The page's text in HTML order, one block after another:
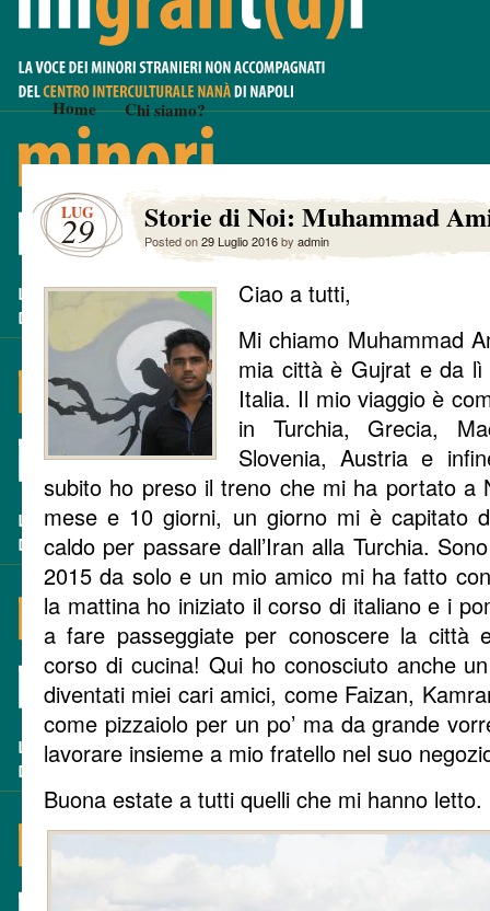
Home Chi siamo?
LUG
29 Storie di Noi: Muhammad
Posted on29 Luglio 2016by admin
Ciao a tutti,
Mi chiamo Muhammad
mia città è Gujrat e da
Italia. Il mio viaggio è
in Turchia, Grecia,
Slovenia, Austria e
subito ho preso il treno che mi ha portato a
mese e 10 giorni, un giorno mi è capitato
caldo per passare dall’Iran alla Turchia.
2015 da solo e un mio amico mi ha fatto
la mattina ho iniziato il corso di italiano e i
a fare passeggiate per conoscere la città
corso di cucina! Qui ho conosciuto anche
diventati miei cari amici, come Faizan,
come pizzaiolo per un po’ ma da grande
lavorare insieme a mio fratello nel suo
Buona estate a tutti quelli che mi hanno letto.